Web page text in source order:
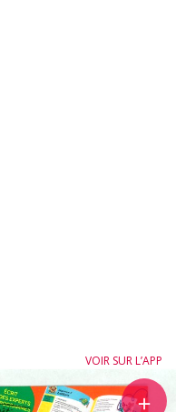
VOIR SUR L’APP
＋